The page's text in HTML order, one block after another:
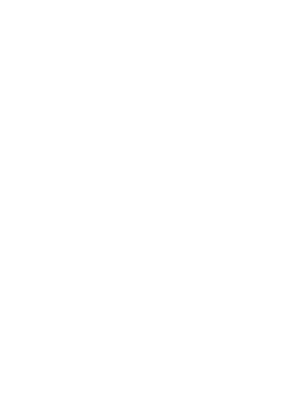
,转载需注明文章
”来源于网络，不保证外部链接的准确性
53”收录时，该网页上的内容，都属于合规合法，后期网页的内容如出现违规，